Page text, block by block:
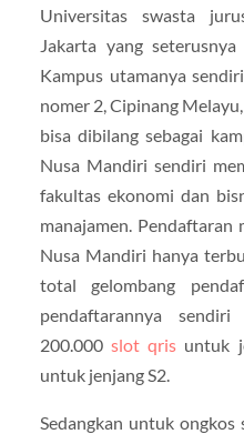
Universitas swasta
Jakarta yang
Kampus utamanya
nomer 2, Cipinang
bisa dibilang sebagai
Nusa Mandiri sendiri
fakultas ekonomi dan
manajamen. Pendaftaran
Nusa Mandiri hanya
total gelombang
pendaftarannya
200.000 slot qris untuk
untuk jenjang S2.
Sedangkan untuk